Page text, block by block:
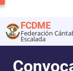
al
contenido
principal
FCDME
Federación
Escalada